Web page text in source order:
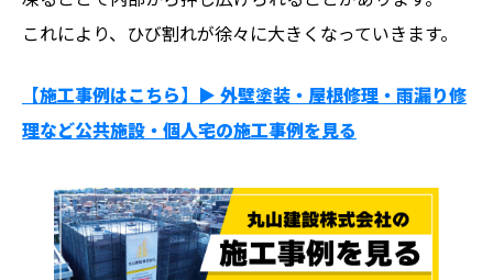
これにより、ひび割れが徐々に大きくなっていきます。
【施工事例はこちら】▶︎ 外壁塗装・屋根修理・雨漏り修
理など公共施設・個人宅の施工事例を見る